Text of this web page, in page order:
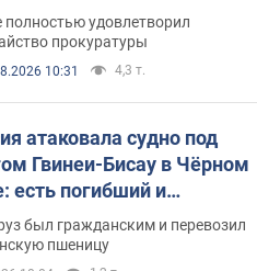
полностью удовлетворил
прокуратуры
10:31 4,3 т.
атаковала судно под
Гвинеи-Бисау в Чёрном
есть погибший и
был гражданским и перевозил
пшеницу